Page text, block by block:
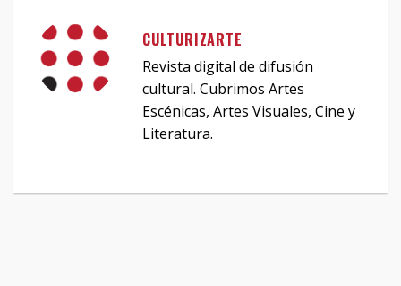
CULTURIZARTE
Revista digital de difusión
cultural. Cubrimos Artes
Escénicas, Artes Visuales, Cine y
Literatura.